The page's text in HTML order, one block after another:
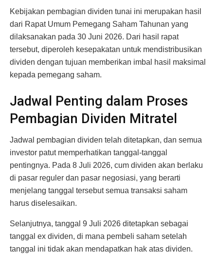
Kebijakan pembagian dividen tunai ini merupakan hasil
dari Rapat Umum Pemegang Saham Tahunan yang
dilaksanakan pada 30 Juni 2026. Dari hasil rapat
tersebut, diperoleh kesepakatan untuk mendistribusikan
dividen dengan tujuan memberikan imbal hasil maksimal
kepada pemegang saham.
Jadwal Penting dalam Proses
Pembagian Dividen Mitratel
Jadwal pembagian dividen telah ditetapkan, dan semua
investor patut memperhatikan tanggal-tanggal
pentingnya. Pada 8 Juli 2026, cum dividen akan berlaku
di pasar reguler dan pasar negosiasi, yang berarti
menjelang tanggal tersebut semua transaksi saham
harus diselesaikan.
Selanjutnya, tanggal 9 Juli 2026 ditetapkan sebagai
tanggal ex dividen, di mana pembeli saham setelah
tanggal ini tidak akan mendapatkan hak atas dividen.